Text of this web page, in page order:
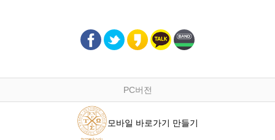
PC버전
모바일 바로가기 만들기